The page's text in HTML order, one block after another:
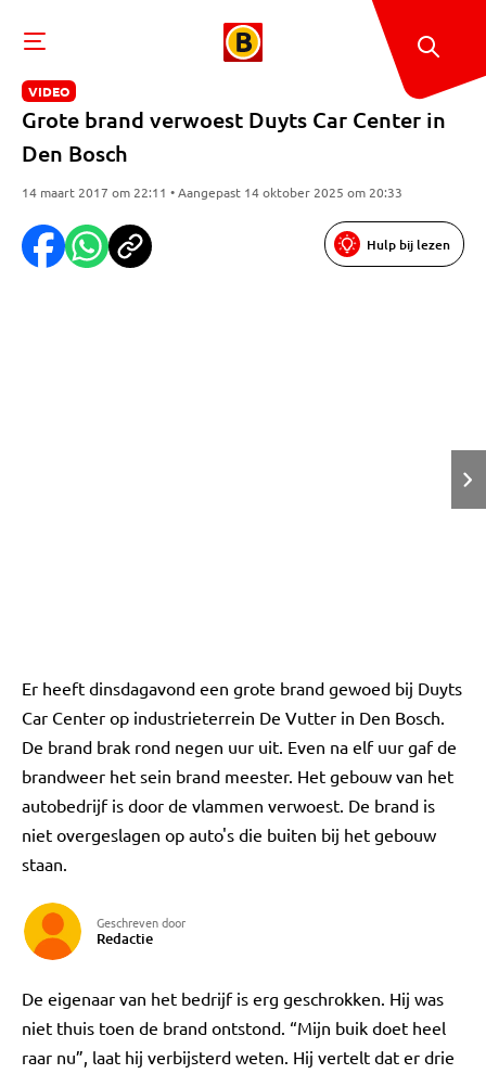
VIDEO
Grote brand verwoest Duyts Car Center in
Den Bosch
14 maart 2017 om 22:11 • Aangepast 14 oktober 2025 om 20:33
Hulp bij lezen
Er heeft dinsdagavond een grote brand gewoed bij Duyts
Car Center op industrieterrein De Vutter in Den Bosch.
De brand brak rond negen uur uit. Even na elf uur gaf de
brandweer het sein brand meester. Het gebouw van het
autobedrijf is door de vlammen verwoest. De brand is
niet overgeslagen op auto's die buiten bij het gebouw
staan.
Geschreven door
Redactie
De eigenaar van het bedrijf is erg geschrokken. Hij was
niet thuis toen de brand ontstond. “Mijn buik doet heel
raar nu”, laat hij verbijsterd weten. Hij vertelt dat er drie